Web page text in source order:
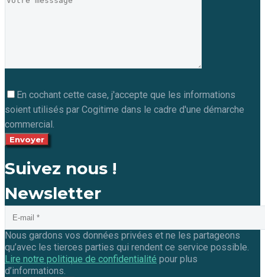
En cochant cette case, j'accepte que les informations
soient utilisés par Cogitime dans le cadre d'une démarche
commercial.
Suivez nous !
Newsletter
Nous gardons vos données privées et ne les partageons
qu’avec les tierces parties qui rendent ce service possible.
Lire notre politique de confidentialité pour plus
d’informations.